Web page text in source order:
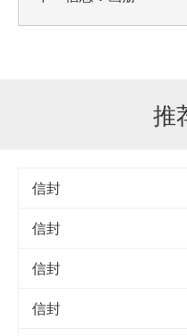
推
信封
信封
信封
信封